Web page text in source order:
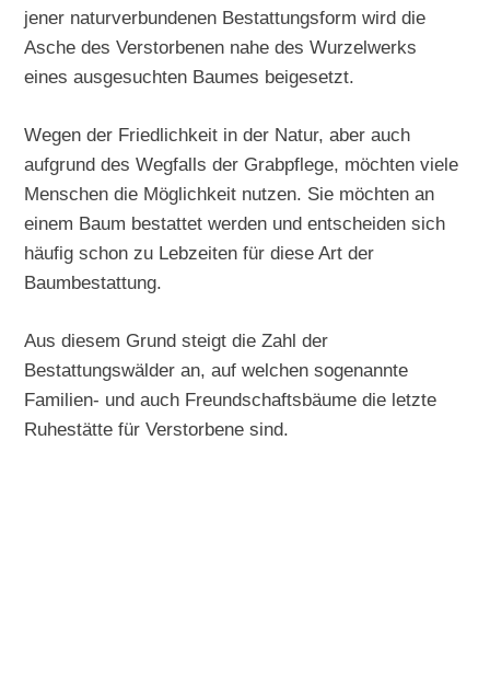
jener naturverbundenen Bestattungsform wird die
Asche des Verstorbenen nahe des Wurzelwerks
eines ausgesuchten Baumes beigesetzt.
Wegen der Friedlichkeit in der Natur, aber auch
aufgrund des Wegfalls der Grabpflege, möchten viele
Menschen die Möglichkeit nutzen. Sie möchten an
einem Baum bestattet werden und entscheiden sich
häufig schon zu Lebzeiten für diese Art der
Baumbestattung.
Aus diesem Grund steigt die Zahl der
Bestattungswälder an, auf welchen sogenannte
Familien- und auch Freundschaftsbäume die letzte
Ruhestätte für Verstorbene sind.